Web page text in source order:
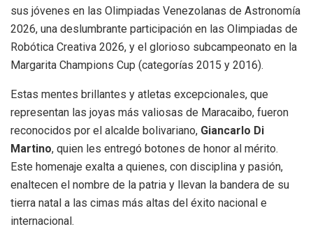
sus jóvenes en las Olimpiadas Venezolanas de Astronomía
2026, una deslumbrante participación en las Olimpiadas de
Robótica Creativa 2026, y el glorioso subcampeonato en la
Margarita Champions Cup (categorías 2015 y 2016).
Estas mentes brillantes y atletas excepcionales, que
representan las joyas más valiosas de Maracaibo, fueron
reconocidos por el alcalde bolivariano, Giancarlo Di
Martino, quien les entregó botones de honor al mérito.
Este homenaje exalta a quienes, con disciplina y pasión,
enaltecen el nombre de la patria y llevan la bandera de su
tierra natal a las cimas más altas del éxito nacional e
internacional.